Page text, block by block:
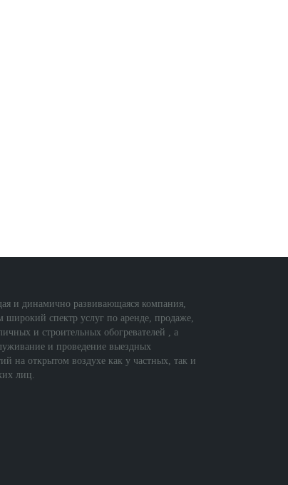
и динамично развивающаяся компания,
широкий спектр услуг по аренде, продаже,
и строительных обогревателей , а
и проведение выездных
на открытом воздухе как у частных, так и
лиц.